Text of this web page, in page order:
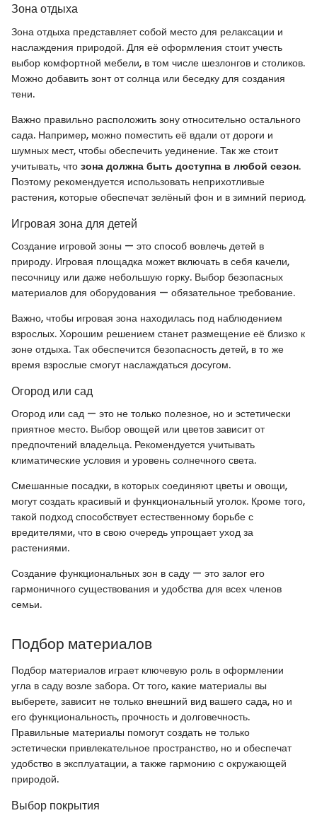
Зона отдыха
Зона отдыха представляет собой место для релаксации и
наслаждения природой. Для её оформления стоит учесть
выбор комфортной мебели, в том числе шезлонгов и столиков.
Можно добавить зонт от солнца или беседку для создания
тени.
Важно правильно расположить зону относительно остального
сада. Например, можно поместить её вдали от дороги и
шумных мест, чтобы обеспечить уединение. Так же стоит
учитывать, что зона должна быть доступна в любой сезон.
Поэтому рекомендуется использовать неприхотливые
растения, которые обеспечат зелёный фон и в зимний период.
Игровая зона для детей
Создание игровой зоны — это способ вовлечь детей в
природу. Игровая площадка может включать в себя качели,
песочницу или даже небольшую горку. Выбор безопасных
материалов для оборудования — обязательное требование.
Важно, чтобы игровая зона находилась под наблюдением
взрослых. Хорошим решением станет размещение её близко к
зоне отдыха. Так обеспечится безопасность детей, в то же
время взрослые смогут наслаждаться досугом.
Огород или сад
Огород или сад — это не только полезное, но и эстетически
приятное место. Выбор овощей или цветов зависит от
предпочтений владельца. Рекомендуется учитывать
климатические условия и уровень солнечного света.
Смешанные посадки, в которых соединяют цветы и овощи,
могут создать красивый и функциональный уголок. Кроме того,
такой подход способствует естественному борьбе с
вредителями, что в свою очередь упрощает уход за
растениями.
Создание функциональных зон в саду — это залог его
гармоничного существования и удобства для всех членов
семьи.
Подбор материалов
Подбор материалов играет ключевую роль в оформлении
угла в саду возле забора. От того, какие материалы вы
выберете, зависит не только внешний вид вашего сада, но и
его функциональность, прочность и долговечность.
Правильные материалы помогут создать не только
эстетически привлекательное пространство, но и обеспечат
удобство в эксплуатации, а также гармонию с окружающей
природой.
Выбор покрытия